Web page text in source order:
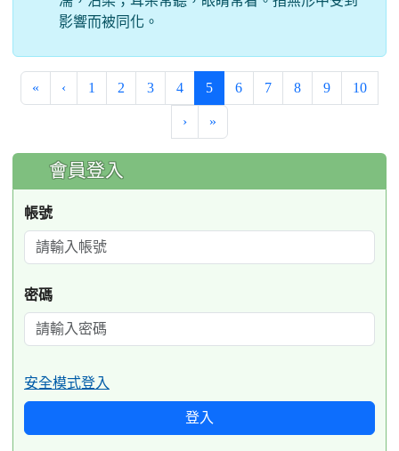
影響而被同化。
« ‹ 1 2 3 4 5(current)
6 7 8 9 10
› »
:::
會員登入
帳號
密碼
安全模式登入
登入